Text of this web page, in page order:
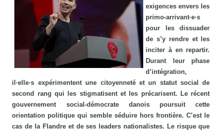
exigences envers les
primo-arrivant·e·s
pour les dissuader
de s’y rendre et les
inciter à en repartir.
Durant leur phase
d’intégration,
il·elle·s expérimentent une citoyenneté et un statut social de
second rang qui les stigmatisent et les précarisent. Le récent
gouvernement social-démocrate danois poursuit cette
orientation politique qui semble séduire hors frontière. C’est le
cas de la Flandre et de ses leaders nationalistes. Le risque que